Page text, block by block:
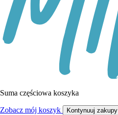
Suma częściowa koszyka
Zobacz mój koszyk Kontynuuj zakupy